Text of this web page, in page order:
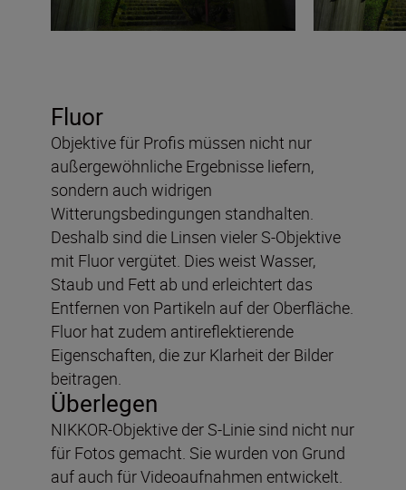
Fluor
Objektive für Profis müssen nicht nur
außergewöhnliche Ergebnisse liefern,
sondern auch widrigen
Witterungsbedingungen standhalten.
Deshalb sind die Linsen vieler S-Objektive
mit Fluor vergütet. Dies weist Wasser,
Staub und Fett ab und erleichtert das
Entfernen von Partikeln auf der Oberfläche.
Fluor hat zudem antireflektierende
Eigenschaften, die zur Klarheit der Bilder
beitragen.
Überlegen
NIKKOR-Objektive der S-Linie sind nicht nur
für Fotos gemacht. Sie wurden von Grund
auf auch für Videoaufnahmen entwickelt.